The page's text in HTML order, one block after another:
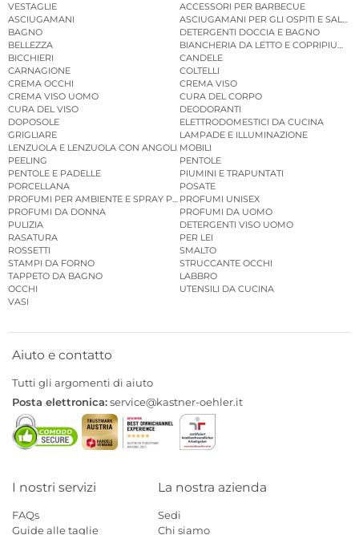
VESTAGLIE
ACCESSORI PER BARBECUE
ASCIUGAMANI
ASCIUGAMANI PER GLI OSPITI E
BAGNO
DETERGENTI DOCCIA E BAGNO
BELLEZZA
BIANCHERIA DA LETTO E COPRIPIUMINI
BICCHIERI
CANDELE
CARNAGIONE
COLTELLI
CREMA OCCHI
CREMA VISO
CREMA VISO UOMO
CURA DEL CORPO
CURA DEL VISO
DEODORANTI
DOPOSOLE
ELETTRODOMESTICI DA CUCINA
GRIGLIARE
LAMPADE E ILLUMINAZIONE
LENZUOLA E LENZUOLA CON ANGOLI MOBILI
PEELING
PENTOLE
PENTOLE E PADELLE
PIUMINI E TRAPUNTATI
PORCELLANA
POSATE
PROFUMI PER AMBIENTE E SPRAY PER AMBIENTE
PROFUMI UNISEX
PROFUMI DA DONNA
PROFUMI DA UOMO
PULIZIA
DETERGENTI VISO UOMO
RASATURA
PER LEI
ROSSETTI
SMALTO
STAMPI DA FORNO
STRUCCANTE OCCHI
TAPPETO DA BAGNO
LABBRO
OCCHI
UTENSILI DA CUCINA
VASI
Aiuto e contatto
Tutti gli argomenti di aiuto
Posta elettronica:service@kastner-oehler.it
I nostri servizi
FAQs
Guide alle taglie
La nostra azienda
Sedi
Chi siamo